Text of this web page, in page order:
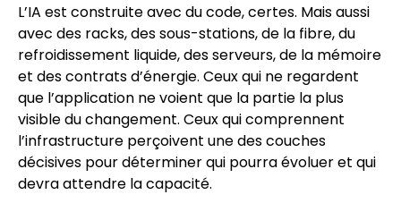
L’IA est construite avec du code, certes. Mais aussi
avec des racks, des sous-stations, de la fibre, du
refroidissement liquide, des serveurs, de la mémoire
et des contrats d’énergie. Ceux qui ne regardent
que l’application ne voient que la partie la plus
visible du changement. Ceux qui comprennent
l’infrastructure perçoivent une des couches
décisives pour déterminer qui pourra évoluer et qui
devra attendre la capacité.